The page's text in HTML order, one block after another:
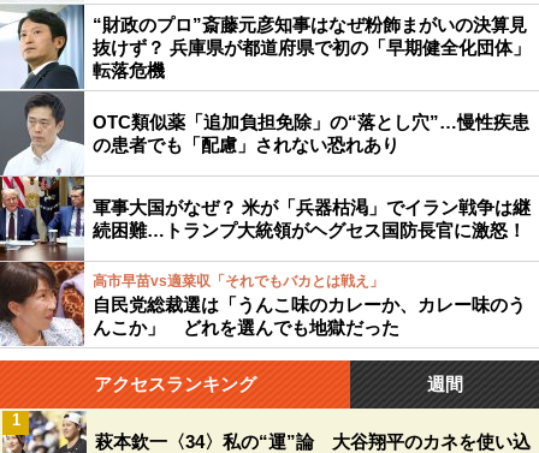
“財政のプロ”斎藤元彦知事はなぜ粉飾まがいの決算見
抜けず？ 兵庫県が都道府県で初の「早期健全化団体」
転落危機
OTC類似薬「追加負担免除」の“落とし穴”…慢性疾患
の患者でも「配慮」されない恐れあり
軍事大国がなぜ？ 米が「兵器枯渇」でイラン戦争は継
続困難…トランプ大統領がヘグセス国防長官に激怒！
高市早苗vs適菜収「それでもバカとは戦え」
自民党総裁選は「うんこ味のカレーか、カレー味のう
んこか」 どれを選んでも地獄だった
アクセスランキング 週間
萩本欽一〈34〉私の“運”論 大谷翔平のカネを使い込
1